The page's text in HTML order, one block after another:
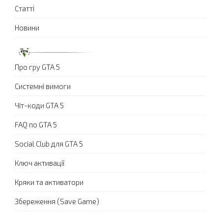
Статті
Новини
Про гру GTA 5
Системні вимоги
Чіт-коди GTA 5
FAQ по GTA 5
Social Club для GTA 5
Ключ активації
Кряки та активатори
Збереження (Save Game)